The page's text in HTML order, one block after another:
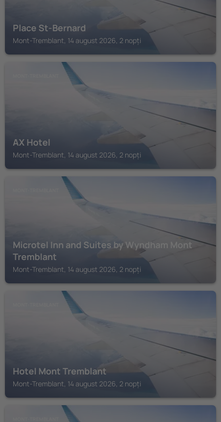
Place St-Bernard
Mont-Tremblant, 14 august 2026, 2 nopți
AX Hotel
Mont-Tremblant, 14 august 2026, 2 nopți
Microtel Inn and Suites by Wyndham Mont
Tremblant
Mont-Tremblant, 14 august 2026, 2 nopți
Hotel Mont Tremblant
Mont-Tremblant, 14 august 2026, 2 nopți